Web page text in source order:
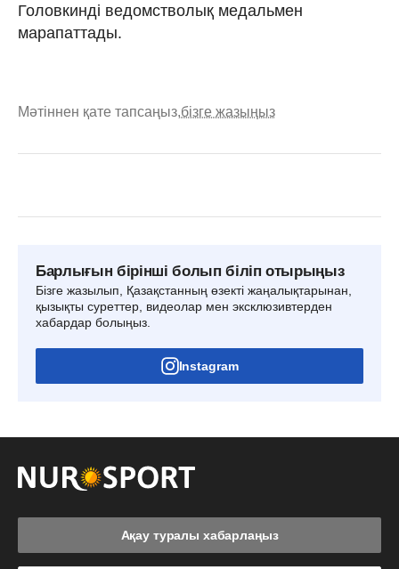
Головкинді ведомстволық медальмен
марапаттады.
Мәтіннен қате тапсаңыз,бізге жазыңыз
Барлығын бірінші болып біліп отырыңыз
Бізге жазылып, Қазақстанның өзекті жаңалықтарынан,
қызықты суреттер, видеолар мен эксклюзивтерден
хабардар болыңыз.
Instagram
Ақау туралы хабарлаңыз